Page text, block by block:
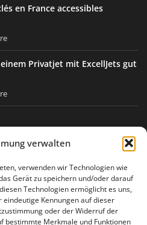
verwalten
verwenden wir Technologien wie
Gerät zu speichern und/oder darauf
Technologien ermöglicht es uns,
Kennungen auf dieser
oder der Widerruf der
bestimmte Merkmale und Funktionen
en France accessibles
Privatjet mit ExcellJets gut
Neuigkeiten direkt in Ihre